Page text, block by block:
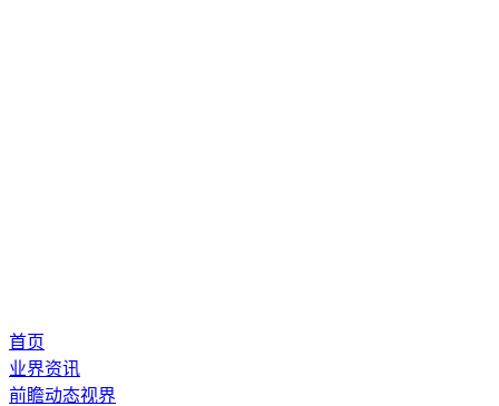
首页
业界资讯
前瞻动态视界